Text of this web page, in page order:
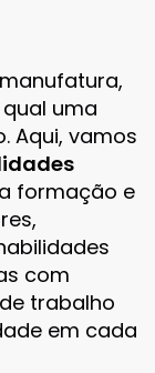
uma
Aqui, vamos
formação e
com
trabalho
em cada